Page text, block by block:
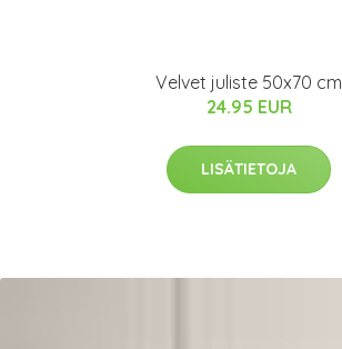
Velvet juliste 50x70 cm
24.95 EUR
LISÄTIETOJA